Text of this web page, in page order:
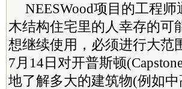
NEESWood项目的工程
木结构住宅里的人幸存的可
想继续使用，必须进行大范
7月14日对开普斯顿
地了解多大的建筑物(例如